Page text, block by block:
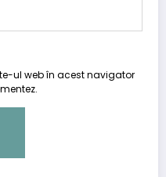
ul web în acest navigator